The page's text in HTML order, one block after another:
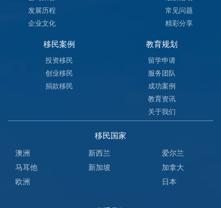
发展历程
企业文化
常见问题
精彩分享
移民案例
投资移民
创业移民
捐款移民
教育规划
留学申请
服务团队
成功案例
教育资讯
关于我们
移民国家
澳洲 新西兰
爱尔兰
马耳他
新加坡
加拿大
欧洲
日本